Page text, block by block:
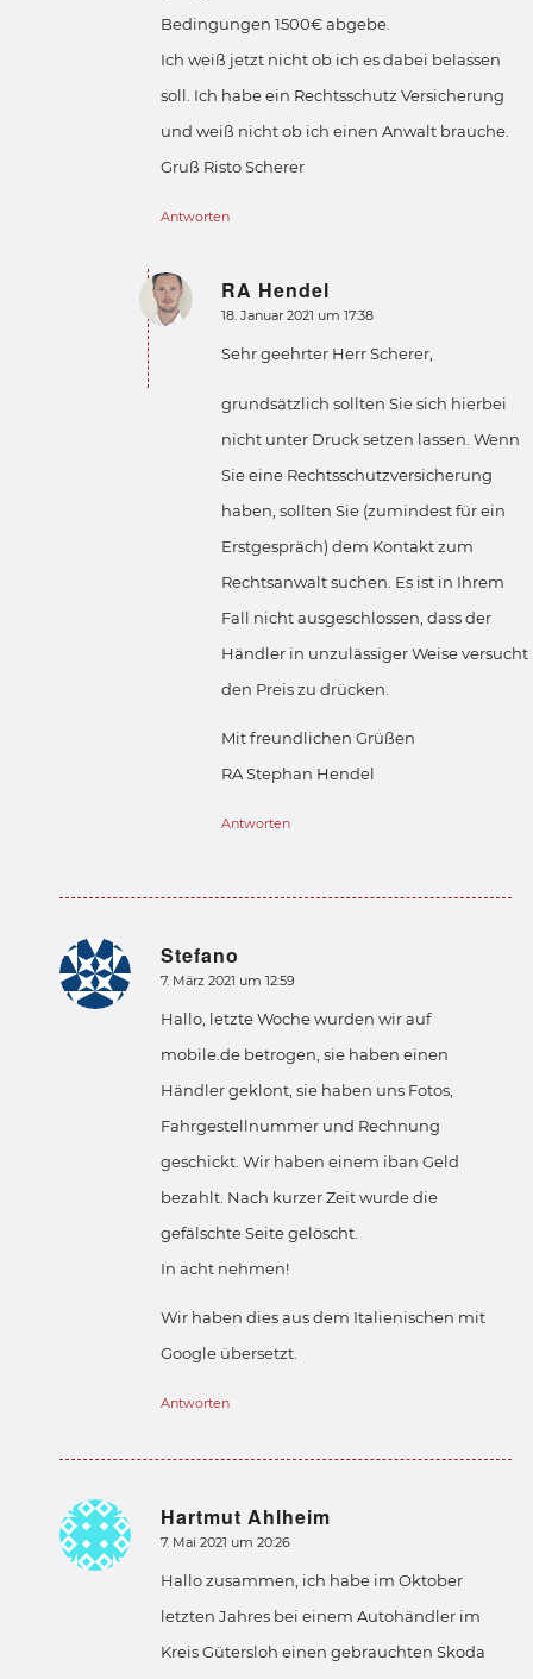
Bedingungen 1500€ abgebe.
Ich weiß jetzt nicht ob ich es dabei belassen
soll. Ich habe ein Rechtsschutz Versicherung
und weiß nicht ob ich einen Anwalt brauche.
Gruß Risto Scherer
Antworten
RA Hendel
sagte:
18. Januar 2021 um 17:38
Sehr geehrter Herr Scherer,
grundsätzlich sollten Sie sich hierbei
nicht unter Druck setzen lassen. Wenn
Sie eine Rechtsschutzversicherung
haben, sollten Sie (zumindest für ein
Erstgespräch) dem Kontakt zum
Rechtsanwalt suchen. Es ist in Ihrem
Fall nicht ausgeschlossen, dass der
Händler in unzulässiger Weise versucht
den Preis zu drücken.
Mit freundlichen Grüßen
RA Stephan Hendel
Antworten
Stefano
sagte:
7. März 2021 um 12:59
Hallo, letzte Woche wurden wir auf
mobile.de betrogen, sie haben einen
Händler geklont, sie haben uns Fotos,
Fahrgestellnummer und Rechnung
geschickt. Wir haben einem iban Geld
bezahlt. Nach kurzer Zeit wurde die
gefälschte Seite gelöscht.
In acht nehmen!
Wir haben dies aus dem Italienischen mit
Google übersetzt.
Antworten
Hartmut Ahlheim
sagte:
7. Mai 2021 um 20:26
Hallo zusammen, ich habe im Oktober
letzten Jahres bei einem Autohändler im
Kreis Gütersloh einen gebrauchten Skoda